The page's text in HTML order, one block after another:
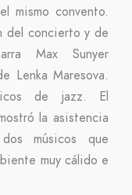
mismo convento.
del concierto y de
Max Sunyer
Lenka Maresova.
de jazz. El
la asistencia
músicos que
muy cálido e